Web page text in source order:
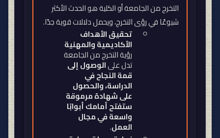
التخرج من الجامعة أو الكلية هو الحدث الأكثر
شيوعًا في رؤى التخرج، ويحمل دلالات قوية جدًا.
تحقيق الأهداف
الأكاديمية والمهنية
رؤية التخرج من الجامعة
تدل علىالوصول إلى
قمة النجاح في
الدراسة، والحصول
على شهادة مرموقة
ستفتح أمامك أبوابًا
واسعة في مجال
العمل.